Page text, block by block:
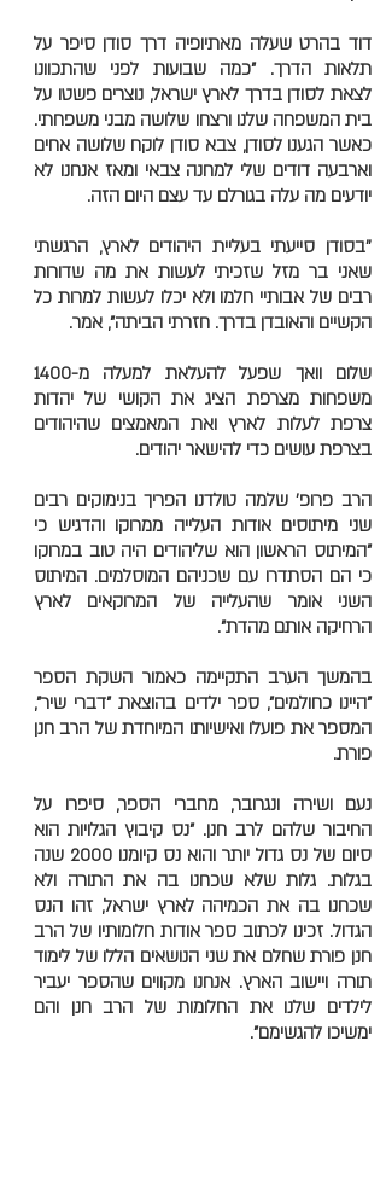
דוד בהרט שעלה מאתיופיה דרך סודן סיפר על
תלאות הדרך. "כמה שבועות לפני שהתכוונו
לצאת לסודן בדרך לארץ ישראל, נוצרים פשטו על
בית המשפחה שלנו ורצחו שלושה מבני משפחתי.
כאשר הגענו לסודן, צבא סודן לוקח שלושה אחים
וארבעה דודים שלי למחנה צבאי ומאז אנחנו לא
יודעים מה עלה בגורלם עד עצם היום הזה.
''בסודן סייעתי בעליית היהודים לארץ, הרגשתי
שאני בר מזל שזכיתי לעשות את מה שדורות
רבים של אבותיי חלמו ולא יכלו לעשות למרות כל
הקשיים והאובדן בדרך. חזרתי הביתה", אמר.
שלום וואך שפעל להעלאת למעלה מ-1400
משפחות מצרפת הציג את הקושי של יהדות
צרפת לעלות לארץ ואת המאמצים שהיהודים
בצרפת עושים כדי להישאר יהודים.
הרב פרופ' שלמה טולדנו הפריך בנימוקים רבים
שני מיתוסים אודות העלייה ממרוקו והדגיש כי
"המיתוס הראשון הוא שליהודים היה טוב במרוקו
כי הם הסתדרו עם שכניהם המוסלמים. המיתוס
השני אומר שהעלייה של המרוקאים לארץ
הרחיקה אותם מהדת".
בהמשך הערב התקיימה כאמור השקת הספר
"היינו כחולמים", ספר ילדים בהוצאת "דברי שיר",
המספר את פועלו ואישיותו המיוחדת של הרב חנן
פורת.
נעם ושירה ונגרובר, מחברי הספר, סיפרו על
החיבור שלהם לרב חנן. "נס קיבוץ הגלויות הוא
סיום של נס גדול יותר והוא נס קיומנו 2000 שנה
בגלות. גלות שלא שכחנו בה את התורה ולא
שכחנו בה את הכמיהה לארץ ישראל, זהו הנס
הגדול. זכינו לכתוב ספר אודות חלומותיו של הרב
חנן פורת שחלם את שני הנושאים הללו של לימוד
תורה ויישוב הארץ. אנחנו מקווים שהספר יעביר
לילדים שלנו את החלומות של הרב חנן והם
ימשיכו להגשימם".